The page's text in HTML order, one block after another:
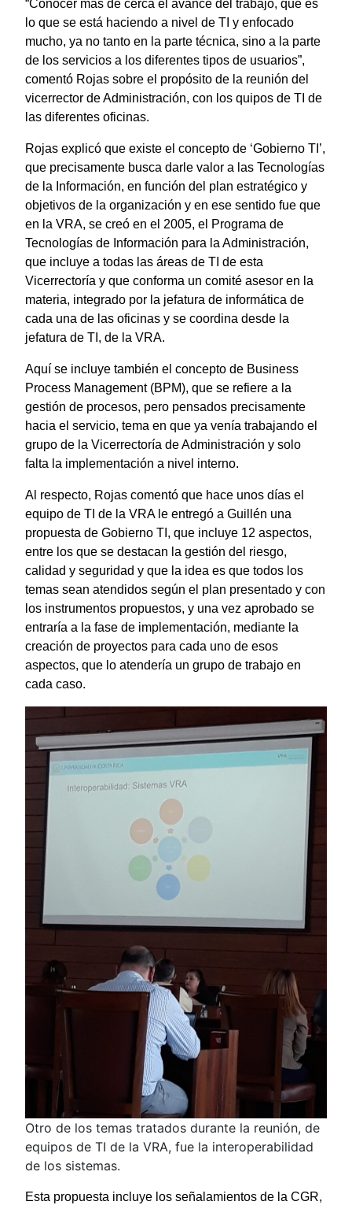
“Conocer más de cerca el avance del trabajo, qué es
lo que se está haciendo a nivel de TI y enfocado
mucho, ya no tanto en la parte técnica, sino a la parte
de los servicios a los diferentes tipos de usuarios”,
comentó Rojas sobre el propósito de la reunión del
vicerrector de Administración, con los quipos de TI de
las diferentes oficinas.
Rojas explicó que existe el concepto de ‘Gobierno TI’,
que precisamente busca darle valor a las Tecnologías
de la Información, en función del plan estratégico y
objetivos de la organización y en ese sentido fue que
en la VRA, se creó en el 2005, el Programa de
Tecnologías de Información para la Administración,
que incluye a todas las áreas de TI de esta
Vicerrectoría y que conforma un comité asesor en la
materia, integrado por la jefatura de informática de
cada una de las oficinas y se coordina desde la
jefatura de TI, de la VRA.
Aquí se incluye también el concepto de Business
Process Management (BPM), que se refiere a la
gestión de procesos, pero pensados precisamente
hacia el servicio, tema en que ya venía trabajando el
grupo de la Vicerrectoría de Administración y solo
falta la implementación a nivel interno.
Al respecto, Rojas comentó que hace unos días el
equipo de TI de la VRA le entregó a Guillén una
propuesta de Gobierno TI, que incluye 12 aspectos,
entre los que se destacan la gestión del riesgo,
calidad y seguridad y que la idea es que todos los
temas sean atendidos según el plan presentado y con
los instrumentos propuestos, y una vez aprobado se
entraría a la fase de implementación, mediante la
creación de proyectos para cada uno de esos
aspectos, que lo atendería un grupo de trabajo en
cada caso.
Otro de los temas tratados durante la reunión, de
equipos de TI de la VRA, fue la interoperabilidad
de los sistemas.
Esta propuesta incluye los señalamientos de la CGR,